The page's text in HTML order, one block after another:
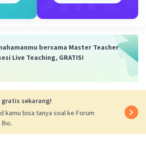
bersama Master Teacher
Live Teaching, GRATIS!
gratis sekarang!
kamu bisa tanya soal ke Forum